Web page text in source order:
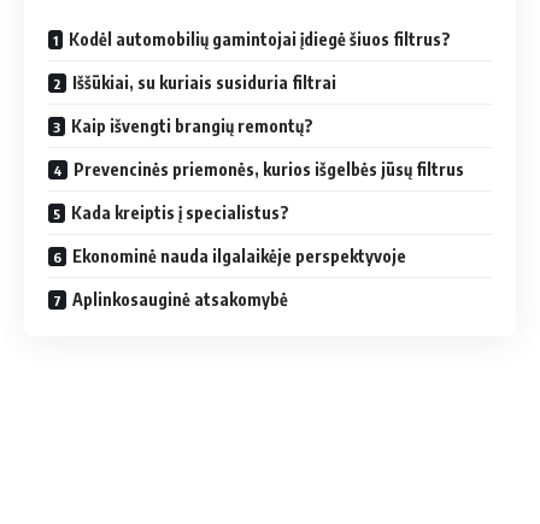
Kodėl automobilių gamintojai įdiegė šiuos filtrus?
Iššūkiai, su kuriais susiduria filtrai
Kaip išvengti brangių remontų?
Prevencinės priemonės, kurios išgelbės jūsų filtrus
Kada kreiptis į specialistus?
Ekonominė nauda ilgalaikėje perspektyvoje
Aplinkosauginė atsakomybė